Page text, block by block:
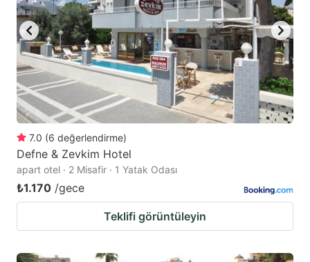
to
get
the
keyboard
shortcuts
for
changing
dates.
to
get
the
keyboard
shortcuts
for
7.0 (6 değerlendirme)
Defne & Zevkim Hotel
apart otel · 2 Misafir · 1 Yatak Odası
₺1.170 /gece
Teklifi görüntüleyin